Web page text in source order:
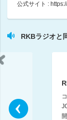
09:00 ～ 10:30
10:30 ～ 10:36
Ｔｏｉ ｔｏｉ ｔ
そよかぜましお / 富
Ｔｏｉ ｔｏｉ ｔｏ
そよかぜましお / 富
公式サイト :
RKBラジオと